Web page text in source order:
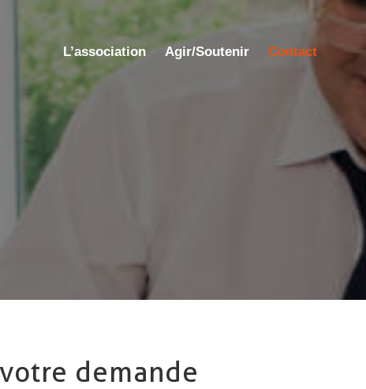
L’association Agir/Soutenir Contact
demande